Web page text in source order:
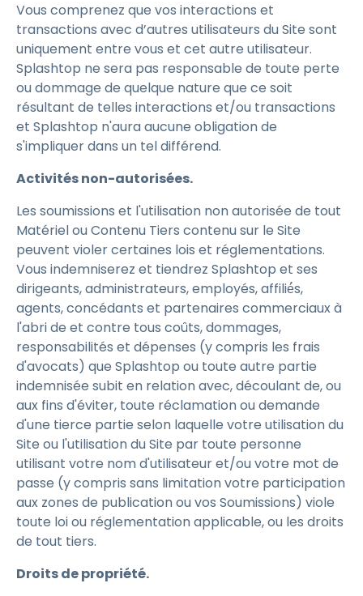
Vous comprenez que vos interactions et
transactions avec d’autres utilisateurs du Site sont
uniquement entre vous et cet autre utilisateur.
Splashtop ne sera pas responsable de toute perte
ou dommage de quelque nature que ce soit
résultant de telles interactions et/ou transactions
et Splashtop n'aura aucune obligation de
s'impliquer dans un tel différend.
Activités non-autorisées.
Les soumissions et l'utilisation non autorisée de tout
Matériel ou Contenu Tiers contenu sur le Site
peuvent violer certaines lois et réglementations.
Vous indemniserez et tiendrez Splashtop et ses
dirigeants, administrateurs, employés, affilié́s,
agents, concédants et partenaires commerciaux à
l'abri de et contre tous coûts, dommages,
responsabilités et dépenses (y compris les frais
d'avocats) que Splashtop ou toute autre partie
indemnisée subit en relation avec, découlant de, ou
aux fins d'éviter, toute réclamation ou demande
d'une tierce partie selon laquelle votre utilisation du
Site ou l'utilisation du Site par toute personne
utilisant votre nom d'utilisateur et/ou votre mot de
passe (y compris sans limitation votre participation
aux zones de publication ou vos Soumissions) viole
toute loi ou réglementation applicable, ou les droits
de tout tiers.
Droits de propriété.